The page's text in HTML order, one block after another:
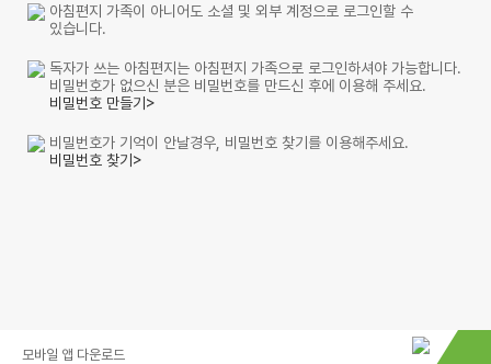
아침편지 가족이 아니어도 소셜 및 외부 계정으로 로그인할 수
있습니다.
독자가 쓰는 아침편지는 아침편지 가족으로 로그인하셔야 가능합니다.
비밀번호가 없으신 분은 비밀번호를 만드신 후에 이용해 주세요.
비밀번호 만들기>
비밀번호가 기억이 안날경우, 비밀번호 찾기를 이용해주세요.
비밀번호 찾기>
모바일 앱 다운로드